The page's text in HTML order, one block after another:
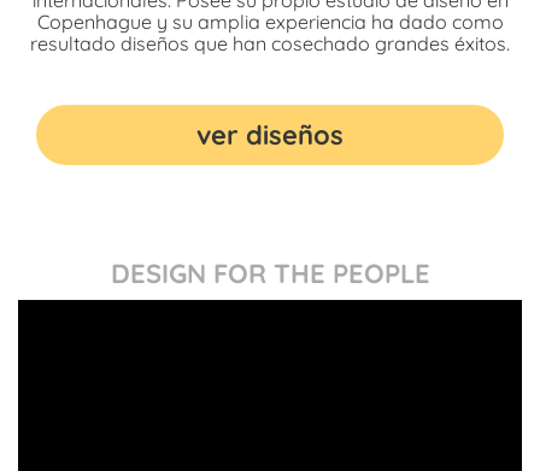
Copenhague y su amplia experiencia ha dado como
resultado diseños que han cosechado grandes éxitos.
ver diseños
DESIGN FOR THE PEOPLE